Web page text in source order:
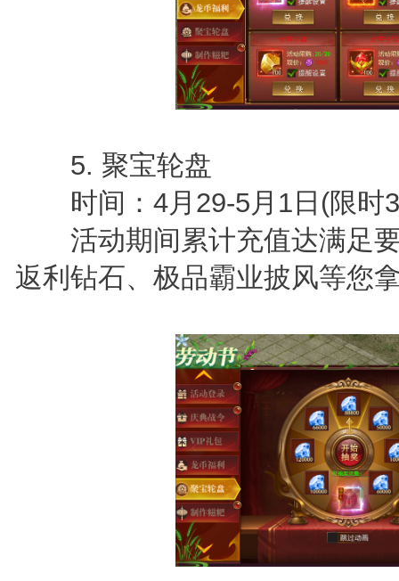
5. 聚宝轮盘
时间：4月29-5月1日(限时
活动期间累计充值达满足要
返利钻石、极品霸业披风等您